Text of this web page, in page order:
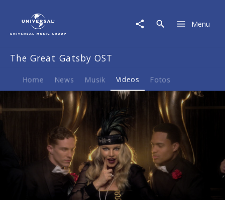
OST
Video
Little
(Never
Menu
The Great Gatsby OST
Home News Musik Videos Fotos
Play